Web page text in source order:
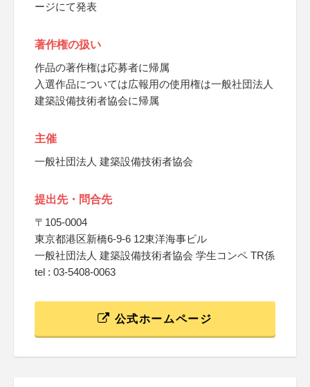
ージにて発表
著作権の扱い
作品の著作権は応募者に帰属
入選作品については広報用の使用権は一般社団法人
建築設備技術者協会に帰属
主催
一般社団法人 建築設備技術者協会
提出先・問合先
〒105-0004
東京都港区新橋6-9-6 12東洋海事ビル
一般社団法人 建築設備技術者協会 学生コンペ TR係
tel : 03-5408-0063
公式ホームページ